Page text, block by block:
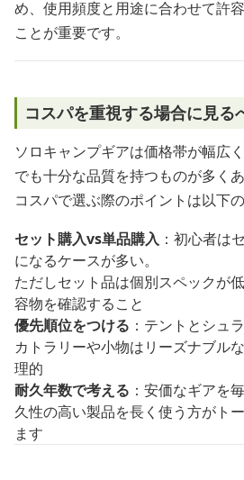
め、使用頻度と用途に合わせて許
ことが重要です。
コスパを重視する場合に見る
ソロキャンプギアは価格帯が幅広
でも十分な品質を持つものが多くあ
コスパで選ぶ際のポイントは以下の
セット購入vs単品購入 ：初心者は
になるケースが多い。
ただしセット品は個別スペックが
容物を確認すること
優先順位をつける ：テントとシュ
カトラリーや小物はリーズナブル
理的
耐久年数で考える ：安価なギアを
久性の高い製品を長く使う方がト
ます